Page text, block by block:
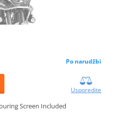
Po narudžbi
Usporedite
Screen Included